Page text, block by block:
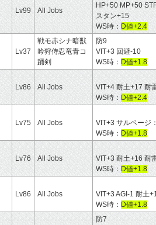
Lv99 All Jobs
HP+50 MP+50
スタン+15
WS時： D値+2.4
Lv37
戦モ赤シナ暗獣
吟狩侍忍竜青コ
踊剣
防9
VIT+3 回避-10
WS時： D値+1.8
Lv86 All Jobs
VIT+4 耐土+17 耐
WS時： D値+2.4
Lv75 All Jobs
VIT+3 サルベージ
WS時： D値+1.8
Lv76 All Jobs
VIT+3 耐土+16 耐
WS時： D値+1.8
Lv86 All Jobs
VIT+3 AGI-1 耐土
WS時： D値+1.8
防7